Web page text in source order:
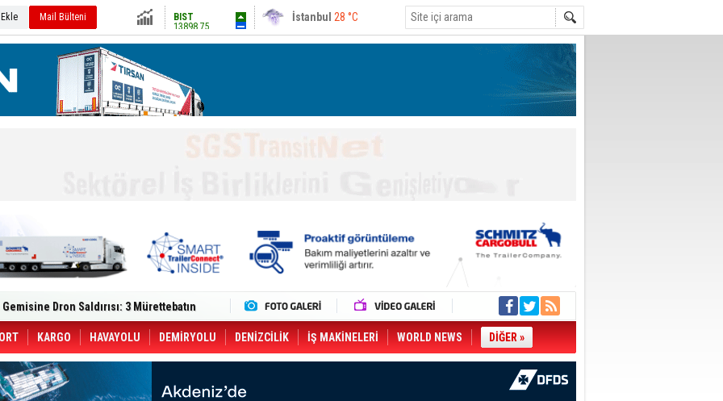
Mail Bülteni
Altın6574.51 Ankara27 °C
Master Red EDITION'ı ÖKN Lojistik
CCO'su Oldu
49 Destinasyonda İndirimli Taşıma
Aybir Lojistik Filosuna Katıldı
Dergi)
Yönetimini Dijitalleştiriyor
KARGO HAVAYOLU DEMİRYOLU DENİZCİLİK İŞ MAKİNELERİ WORLD NEWS DİĞER »